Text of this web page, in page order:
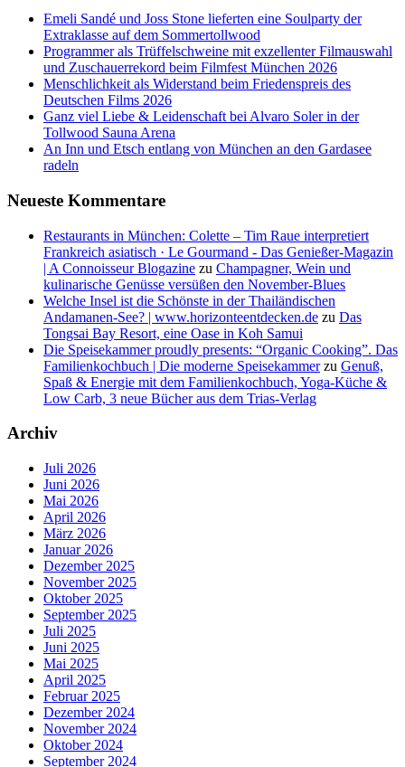
Emeli Sandé und Joss Stone lieferten eine Soulparty der
Extraklasse auf dem Sommertollwood
Programmer als Trüffelschweine mit exzellenter Filmauswahl
und Zuschauerrekord beim Filmfest München 2026
Menschlichkeit als Widerstand beim Friedenspreis des
Deutschen Films 2026
Ganz viel Liebe & Leidenschaft bei Alvaro Soler in der
Tollwood Sauna Arena
An Inn und Etsch entlang von München an den Gardasee
radeln
Neueste Kommentare
Restaurants in München: Colette – Tim Raue interpretiert
Frankreich asiatisch · Le Gourmand - Das Genießer-Magazin
| A Connoisseur Blogazine zu Champagner, Wein und
kulinarische Genüsse versüßen den November-Blues
Welche Insel ist die Schönste in der Thailändischen
Andamanen-See? | www.horizonteentdecken.de zu Das
Tongsai Bay Resort, eine Oase in Koh Samui
Die Speisekammer proudly presents: “Organic Cooking”. Das
Familienkochbuch | Die moderne Speisekammerzu Genuß,
Spaß & Energie mit dem Familienkochbuch, Yoga-Küche &
Low Carb, 3 neue Bücher aus dem Trias-Verlag
Archiv
Juli 2026
Juni 2026
Mai 2026
April 2026
März 2026
Januar 2026
Dezember 2025
November 2025
Oktober 2025
September 2025
Juli 2025
Juni 2025
Mai 2025
April 2025
Februar 2025
Dezember 2024
November 2024
Oktober 2024
September 2024